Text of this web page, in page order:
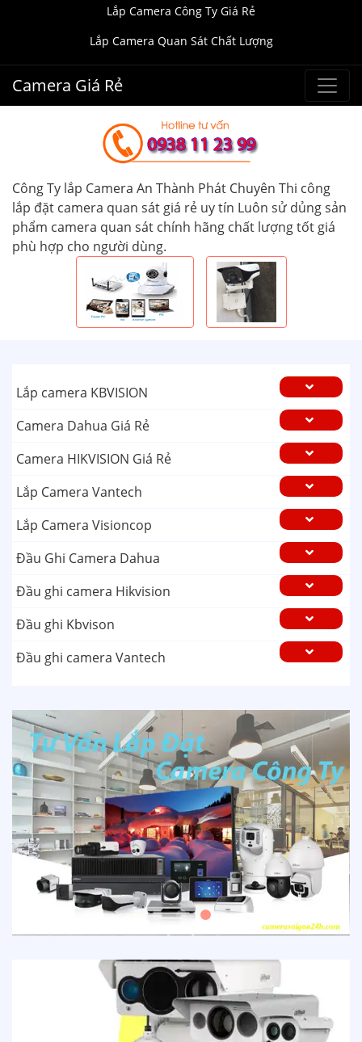
Lắp Camera Công Ty Giá Rẻ
Lắp Camera Quan Sát Chất Lượng
Camera Giá Rẻ
Công Ty lắp Camera An Thành Phát Chuyên Thi công
lắp đặt camera quan sát giá rẻ uy tín Luôn sử dủng sản
phẩm camera quan sát chính hãng chất lượng tốt giá
phù hợp cho người dùng.
Lắp camera KBVISION
Camera Dahua Giá Rẻ
Camera HIKVISION Giá Rẻ
Lắp Camera Vantech
Lắp Camera Visioncop
Đầu Ghi Camera Dahua
Đầu ghi camera Hikvision
Đầu ghi Kbvison
Đầu ghi camera Vantech